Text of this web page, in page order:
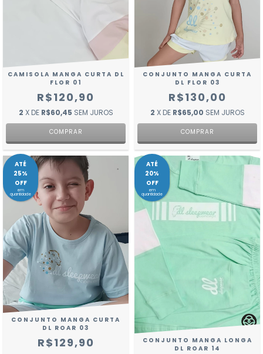
CAMISOLA MANGA CURTA DL
FLOR 01
R$120,90
2 X DE R$60,45 SEM JUROS
COMPRAR
CONJUNTO MANGA CURTA
DL FLOR 03
R$130,00
2 X DE R$65,00 SEM JUROS
COMPRAR
ATÉ
25%
OFF
em
quantidade
CONJUNTO MANGA CURTA
DL ROAR 03
R$129,90
ATÉ
20%
OFF
em
quantidade
CONJUNTO MANGA LONGA
DL ROAR 14